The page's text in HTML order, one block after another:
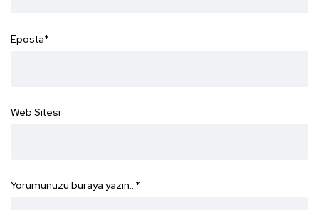
Eposta*
Web Sitesi
Yorumunuzu buraya yazın...*